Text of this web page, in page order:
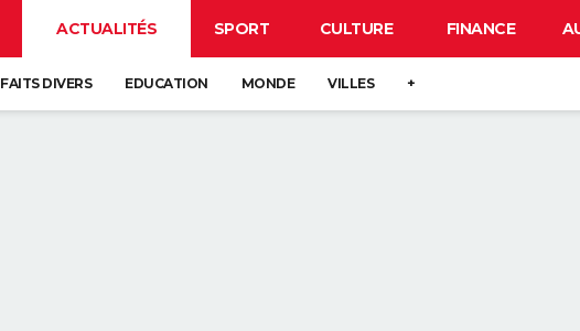
ACTUALITÉS SPORT CULTURE FINANCE
FAITS DIVERS EDUCATION MONDE VILLES +